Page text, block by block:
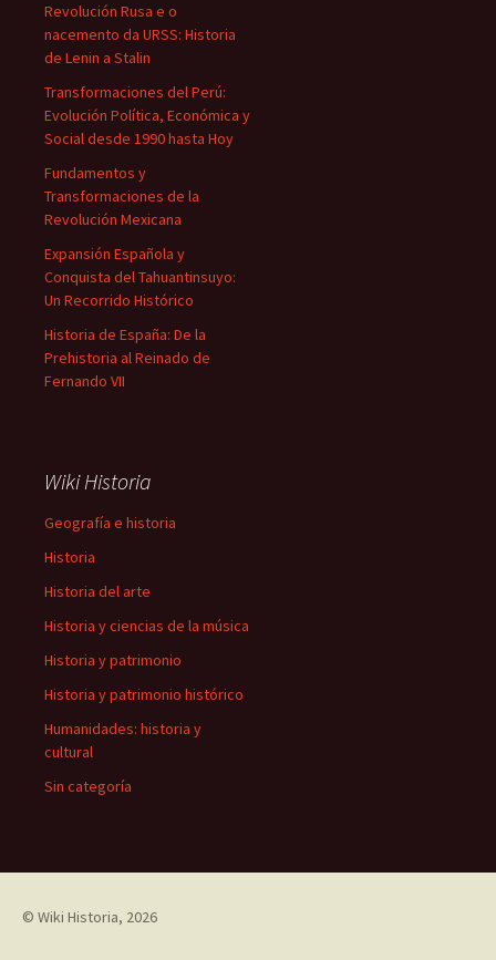
Revolución Rusa e o
nacemento da URSS: Historia
de Lenin a Stalin
Transformaciones del Perú:
Evolución Política, Económica y
Social desde 1990 hasta Hoy
Fundamentos y
Transformaciones de la
Revolución Mexicana
Expansión Española y
Conquista del Tahuantinsuyo:
Un Recorrido Histórico
Historia de España: De la
Prehistoria al Reinado de
Fernando VII
Wiki Historia
Geografía e historia
Historia
Historia del arte
Historia y ciencias de la música
Historia y patrimonio
Historia y patrimonio histórico
Humanidades: historia y
cultural
Sin categoría
© Wiki Historia, 2026